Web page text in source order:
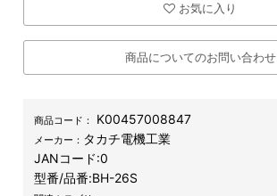
お気に入り
商品についてのお問い合わせ
商品コード： K00457008847
メーカー： タカチ電機工業
JANコード:0
型番/品番:BH-26S